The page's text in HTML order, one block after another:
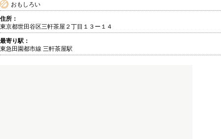
おもしろい
住所：
東京都世田谷区三軒茶屋２丁目１３ー１４
最寄り駅：
東急田園都市線 三軒茶屋駅